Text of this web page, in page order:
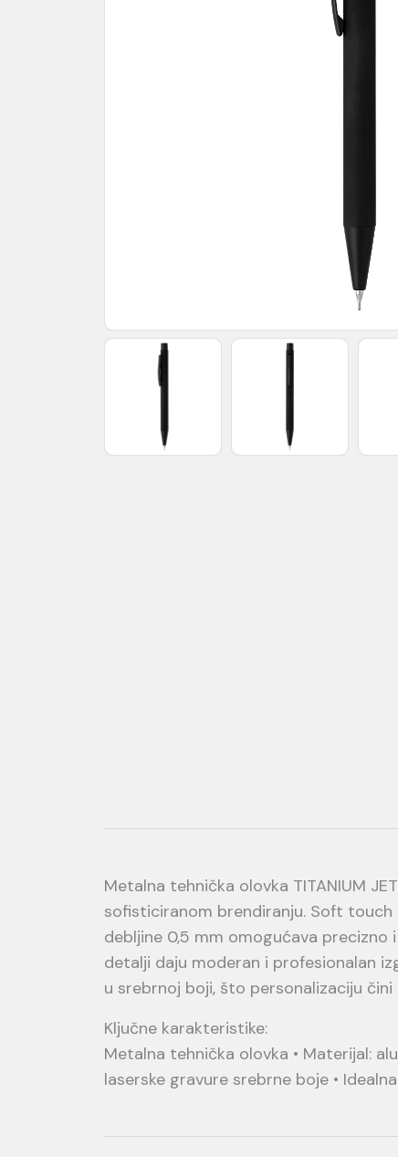
Metalna tehnička olovka TITANIUM
sofisticiranom brendiranju. Soft
debljine 0,5 mm omogućava precizno
detalji daju moderan i profesionalan
u srebrnoj boji, što personalizaciju
Ključne karakteristike:
Metalna tehnička olovka • Materijal:
laserske gravure srebrne boje •